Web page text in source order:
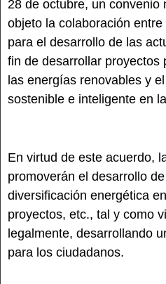
28 de octubre, un convenio
objeto la colaboración
para el desarrollo de las
fin de desarrollar proyectos
las energías renovables y
sostenible e inteligente en
En virtud de este acuerdo,
promoverán el desarrollo
diversificación energética
proyectos, etc., tal y como
legalmente, desarrollando
para los ciudadanos.